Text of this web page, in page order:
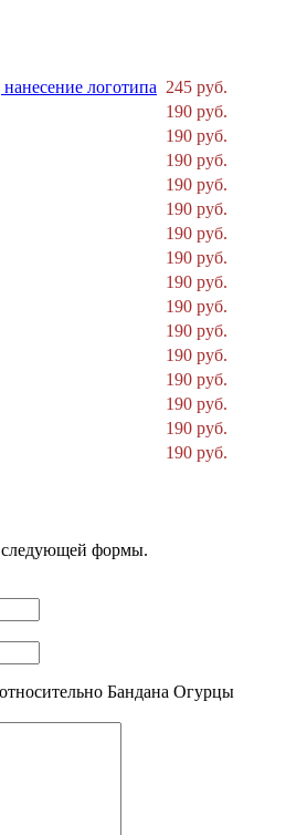
логотипа 245 руб.
190 руб.
190 руб.
190 руб.
190 руб.
190 руб.
190 руб.
190 руб.
190 руб.
190 руб.
190 руб.
190 руб.
190 руб.
190 руб.
190 руб.
190 руб.
формы.
Бандана Огурцы